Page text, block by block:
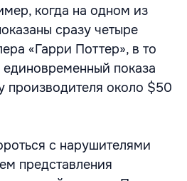
когда на одном из
сразу четыре
«Гарри Поттер», в то
показа
производителя около $50
с нарушителями
представления